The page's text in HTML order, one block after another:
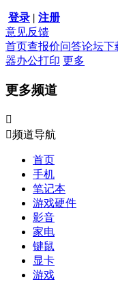
登录 | 注册
意见反馈
首页查报价问答论坛下
器办公打印 更多
更多频道

频道导航
首页
手机
笔记本
游戏硬件
影音
家电
键鼠
显卡
游戏